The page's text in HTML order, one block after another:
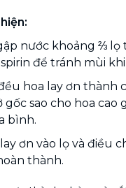
nước khoảng ⅔ lọ
để tránh mùi
hoa lay ơn thành
gốc sao cho hoa cao
bình.
ơn vào lọ và điều
thành.